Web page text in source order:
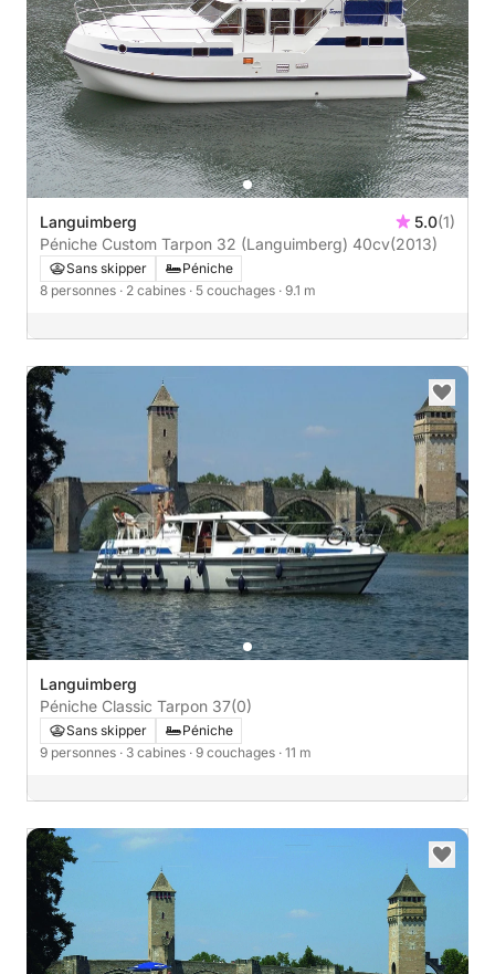
Languimberg 5.0(1)
Péniche Custom Tarpon 32 (Languimberg) 40cv(2013)
Sans skipper
Péniche
8 personnes · 2 cabines · 5 couchages · 9.1 m
Languimberg
Péniche Classic Tarpon 37(0)
Sans skipper
Péniche
9 personnes · 3 cabines · 9 couchages · 11 m